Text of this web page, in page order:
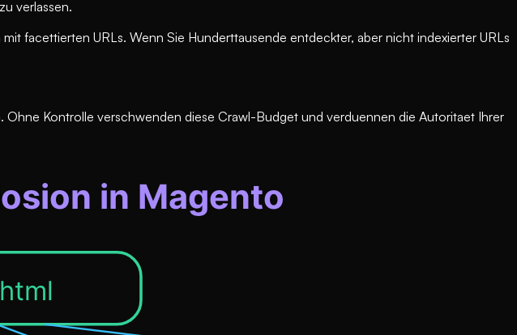
verlassen.
facettierten URLs. Wenn Sie Hunderttausende entdeckter, aber nicht indexierter URLs
Kontrolle verschwenden diese Crawl-Budget und verduennen die Autoritaet Ihrer